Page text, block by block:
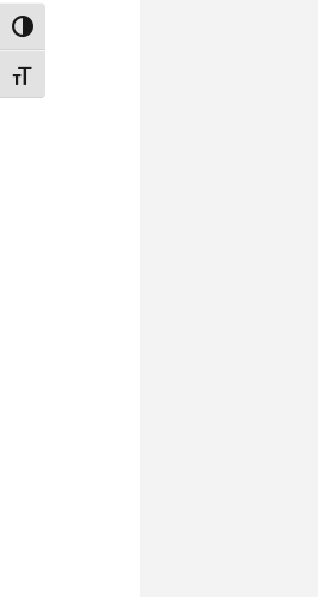
Toggle High Contrast
Toggle Font size